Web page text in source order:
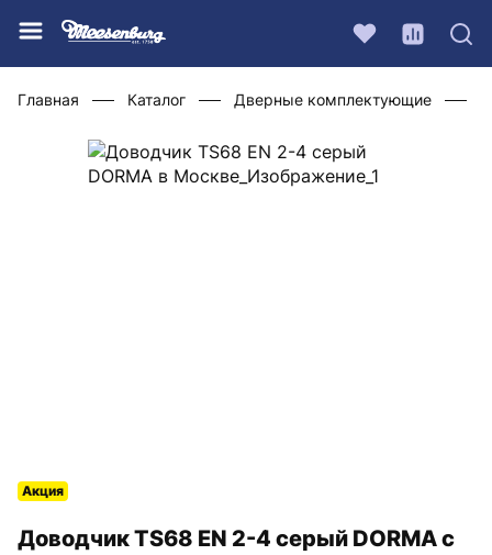
Главная Каталог Дверные комплектующие
Доводчик TS68 EN 2-4 cерый DORMA с
Акция